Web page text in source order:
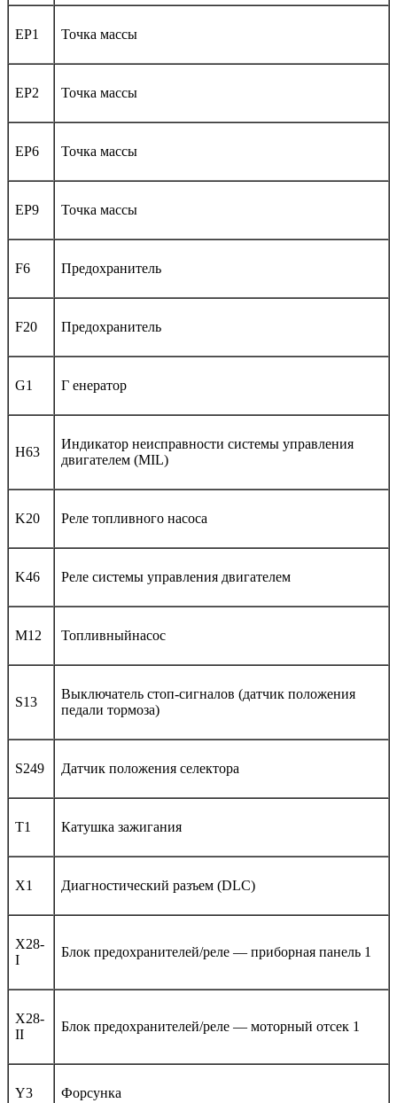
EP1 Точка массы
EP2 Точка массы
EP6 Точка массы
EP9 Точка массы
F6 Предохранитель
F20 Предохранитель
G1 Г енератор
H63
Индикатор неисправности системы управления
двигателем (MIL)
K20 Реле топливного насоса
K46 Реле системы управления двигателем
M12 Топливныйнасос
S13
Выключатель стоп-сигналов (датчик положения
педали тормоза)
S249 Датчик положения селектора
T1 Катушка зажигания
X1 Диагностический разъем (DLC)
X28-
I
Блок предохранителей/реле — приборная панель 1
X28-
II
Блок предохранителей/реле — моторный отсек 1
Y3 Форсунка